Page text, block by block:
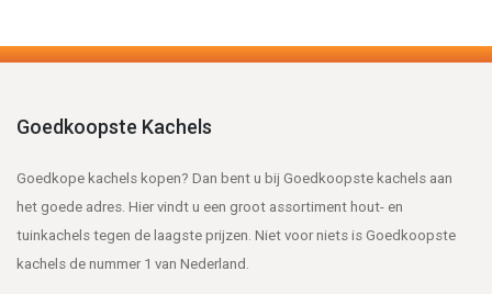
Goedkoopste Kachels
Goedkope kachels kopen? Dan bent u bij Goedkoopste kachels aan
het goede adres. Hier vindt u een groot assortiment hout- en
tuinkachels tegen de laagste prijzen. Niet voor niets is Goedkoopste
kachels de nummer 1 van Nederland.